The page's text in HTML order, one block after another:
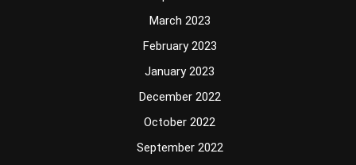
March 2023
February 2023
January 2023
December 2022
October 2022
September 2022